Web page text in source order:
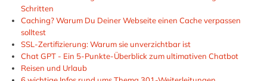
Schritten
Caching? Warum Du Deiner Webseite einen Cache verpassen
solltest
SSL-Zertifizierung: Warum sie unverzichtbar ist
Chat GPT - Ein 5-Punkte-Überblick zum ultimativen Chatbot
Reisen und Urlaub